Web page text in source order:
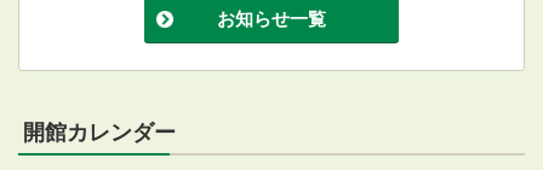
お知らせ一覧
開館カレンダー